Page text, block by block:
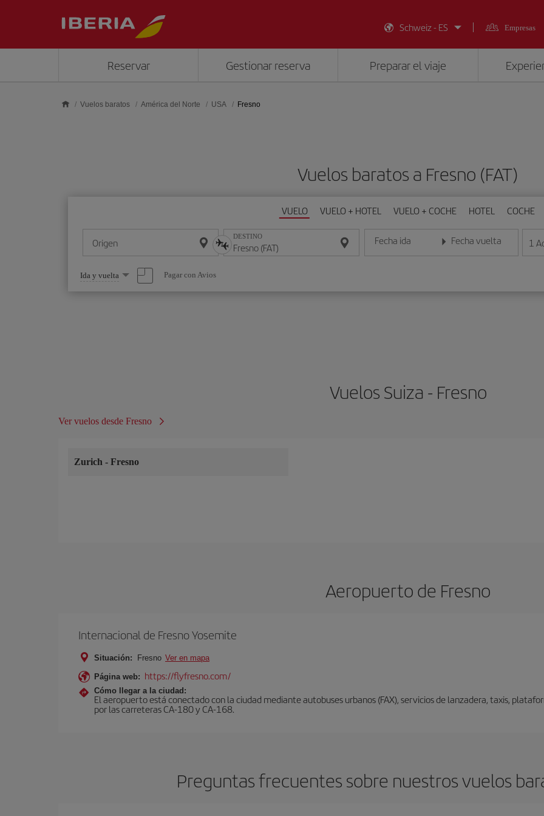
Schweiz - ES
Empresas
Reservar Gestionar reserva Preparar el viaje
Vuelos baratos América del Norte USA Fresno
Vuelos baratos a Fresno (FAT)
VUELO VUELO + HOTEL VUELO + COCHE HOTEL COCHE
Origen DESTINO Fecha ida
Introduce la fecha en formato día/mes/año
Fecha vuelta
Introduce la fecha en 1
Seleccione
una
opción
Ida y vuelta Pagar con Avios
Vuelos Suiza - Fresno
Ver vuelos desde Fresno
Zurich - Fresno
Aeropuerto de Fresno
Internacional de Fresno Yosemite
Situación: Fresno Ver en mapa
Página web: https://flyfresno.com/
Cómo llegar a la ciudad:
El aeropuerto está conectado con la ciudad mediante autobuses urbanos (FAX), servicios de lanzadera, taxis,
por las carreteras CA-180 y CA-168.
Preguntas frecuentes sobre nuestros vuelos